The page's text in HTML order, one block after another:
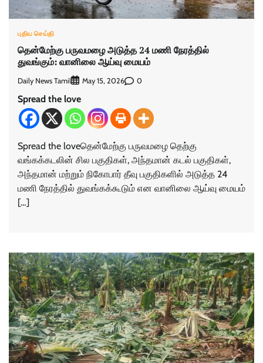
புதிய செய்தி
தென்மேற்கு பருவமழை அடுத்த 24 மணி நேரத்தில்
துவங்கும்: வானிலை ஆய்வு மையம்
Daily News Tamil May 15, 2026 0
Spread the love
Spread the loveதென்மேற்கு பருவமழை தெற்கு
வங்கக்கடலின் சில பகுதிகள், அந்தமான் கடல் பகுதிகள்,
அந்தமான் மற்றும் நிகோபார் தீவு பகுதிகளில் அடுத்த 24
மணி நேரத்தில் துவங்கக்கூடும் என வானிலை ஆய்வு மையம்
[…]